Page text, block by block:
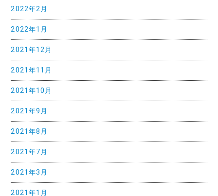
2022年2月
2022年1月
2021年12月
2021年11月
2021年10月
2021年9月
2021年8月
2021年7月
2021年3月
2021年1月